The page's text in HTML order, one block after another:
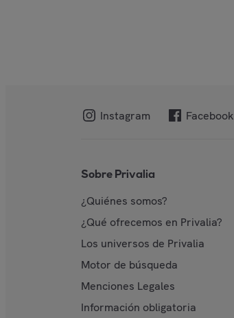
Instagram Facebook
Sobre Privalia
¿Quiénes somos?
¿Qué ofrecemos en Privalia?
Los universos de Privalia
Motor de búsqueda
Menciones Legales
Información obligatoria